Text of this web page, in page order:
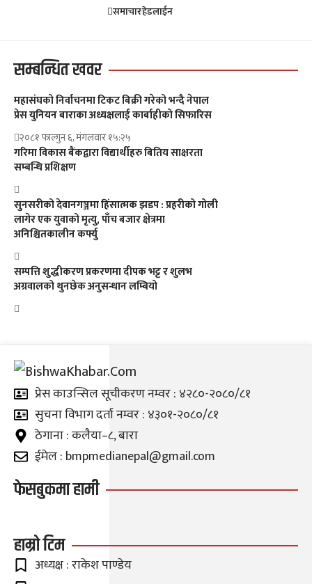
समाचारहेडलाईन
सम्बन्धित खवर
महासंघको निर्वाचनमा टिकट बिक्री गरेको भन्दै नेपाल
प्रेस युनियन बाराका अध्यक्षलाई कार्बाहीको सिफारिस
२०८१ फाल्गुन ६, मंगलवार १५:२५
गरिमा विकास बैंकद्वारा विद्यार्थीहरु बितिय साक्षरता
सम्बन्धि प्रशिक्षण
सुनसरीको देवानगञ्जमा हिंसात्मक झडप : प्रहरीको गोली
लागेर एक युवाको मृत्यु, पाँच बजार क्षेत्रमा
अनिश्चितकालीन कर्फ्यु
सम्पत्ति शुद्धीकरण प्रकरणमा दीपक भट्ट र शुलभ
अग्रवालको थुनछेक अनुसन्धान लम्बियो
प्रेस काउन्सिल सूचीकरण नम्वर : ४२८०-२०८०/८१
सुचना विभाग दर्ता नम्वर : ४३०१-२०८०/८१
ठेगाना : कलैया–८, बारा
ईमेल : bmpmedianepal@gmail.com
फेसबुकमा हामी
हाम्रो टिम
अध्यक्ष : राकेश पाण्डेय